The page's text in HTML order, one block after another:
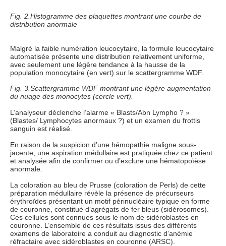
Fig. 2.Histogramme des plaquettes montrant une courbe de
distribution anormale
Malgré la faible numération leucocytaire, la formule leucocytaire
automatisée présente une distribution relativement uniforme,
avec seulement une légère tendance à la hausse de la
population monocytaire (en vert) sur le scattergramme WDF.
Fig. 3.Scattergramme WDF montrant une légère augmentation
du nuage des monocytes (cercle vert).
L’analyseur déclenche l’alarme « Blasts/Abn Lympho ? »
(Blastes/ Lymphocytes anormaux ?) et un examen du frottis
sanguin est réalisé.
En raison de la suspicion d’une hémopathie maligne sous-
jacente, une aspiration médullaire est pratiquée chez ce patient
et analysée afin de confirmer ou d’exclure une hématopoïèse
anormale.
La coloration au bleu de Prusse (coloration de Perls) de cette
préparation médullaire révèle la présence de précurseurs
érythroïdes présentant un motif périnucléaire typique en forme
de couronne, constitué d’agrégats de fer bleus (sidérosomes).
Ces cellules sont connues sous le nom de sidéroblastes en
couronne. L’ensemble de ces résultats issus des différents
examens de laboratoire a conduit au diagnostic d’anémie
réfractaire avec sidéroblastes en couronne (ARSC).